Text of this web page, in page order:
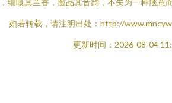
细嗅其兰香，慢品其音韵，不失为一种惬意
如若转载，请注明出处：http://
更新时间：2026-08-04